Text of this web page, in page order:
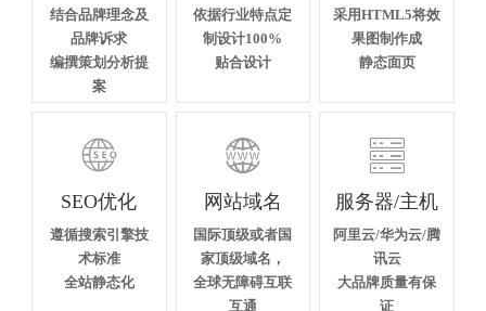
结合品牌理念及
品牌诉求
编撰策划分析提
案
依据行业特点定
制设计100%
贴合设计
采用HTML5将效
果图制作成
静态面页

SEO优化
遵循搜索引擎技
术标准
全站静态化

网站域名
国际顶级或者国
家顶级域名，
全球无障碍互联
互通

服务器/主机
阿里云/华为云/腾
讯云
大品牌质量有保
证